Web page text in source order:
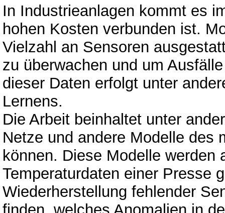
In Industrieanlagen kommt es
hohen Kosten verbunden ist.
Vielzahl an Sensoren
zu überwachen und um
dieser Daten erfolgt unter
Lernens.
Die Arbeit beinhaltet unter
Netze und andere Modelle des
können. Diese Modelle
Temperaturdaten einer Presse
Wiederherstellung fehlender